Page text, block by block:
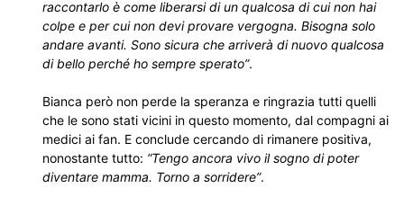
raccontarlo è come liberarsi di un qualcosa di cui non hai
colpe e per cui non devi provare vergogna. Bisogna solo
andare avanti. Sono sicura che arriverà di nuovo qualcosa
di bello perché ho sempre sperato”.
Bianca però non perde la speranza e ringrazia tutti quelli
che le sono stati vicini in questo momento, dal compagni ai
medici ai fan. E conclude cercando di rimanere positiva,
nonostante tutto: “Tengo ancora vivo il sogno di poter
diventare mamma. Torno a sorridere”.